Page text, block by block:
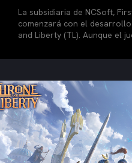
La subsidiaria de NCSoft,
comenzará con el
and Liberty (TL). Aunque el